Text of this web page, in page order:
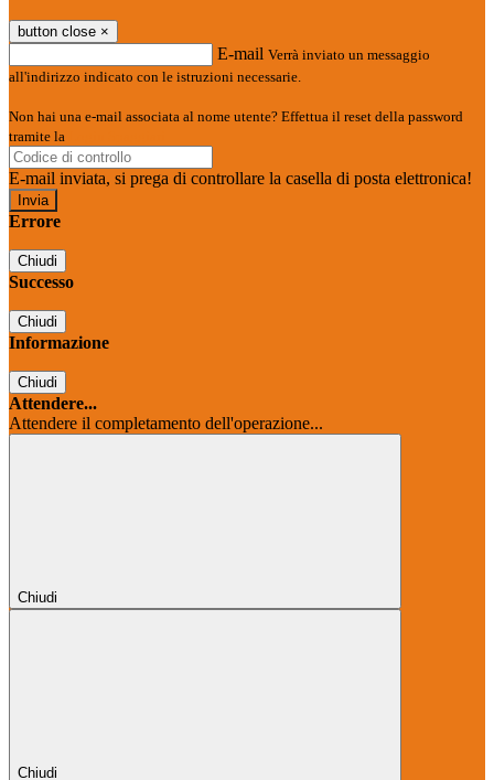
button close ×
E-mail Verrà inviato un messaggio
all'indirizzo indicato con le istruzioni necessarie.
Non hai una e-mail associata al nome utente? Effettua il reset della password
tramite la
E-mail inviata, si prega di controllare la casella di posta elettronica!
Errore
Chiudi
Successo
Chiudi
Informazione
Chiudi
Attendere...
Attendere il completamento dell'operazione...
Chiudi
Chiudi